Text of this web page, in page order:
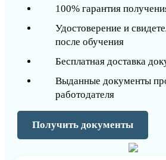
100% гарантия
Удостоверение и
после обучения
Бесплатная доставка
Выданные документы
работодателя
Получить документы